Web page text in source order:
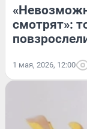
смотрят»:
1 мая, 2026, 12:00